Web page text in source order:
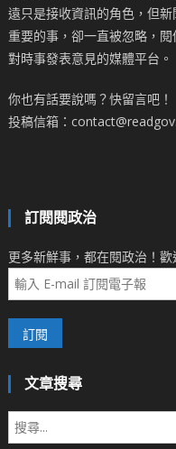
遠只是接收資訊的角色，但
重要的事，卻一直被忽略，
對時事發表意見的媒體平台。
你也有話要說嗎？快留言吧！
投稿信箱：
訂閱閱政治
更多新鮮事，都在閱政治！歡
文章搜尋